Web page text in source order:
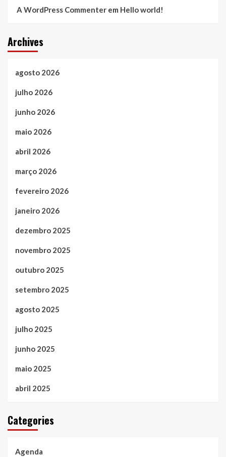
A WordPress Commenter em Hello world!
Archives
agosto 2026
julho 2026
junho 2026
maio 2026
abril 2026
março 2026
fevereiro 2026
janeiro 2026
dezembro 2025
novembro 2025
outubro 2025
setembro 2025
agosto 2025
julho 2025
junho 2025
maio 2025
abril 2025
Categories
Agenda